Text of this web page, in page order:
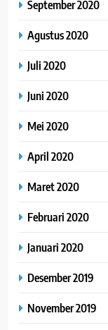
September 2020
Agustus 2020
Juli 2020
Juni 2020
Mei 2020
April 2020
Maret 2020
Februari 2020
Januari 2020
Desember 2019
November 2019